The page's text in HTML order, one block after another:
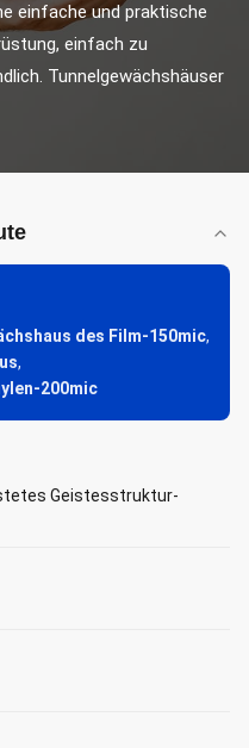
einfache und praktische
einfach zu
Tunnelgewächshäuser
des Film-150mic,
,
200mic
Geistesstruktur-